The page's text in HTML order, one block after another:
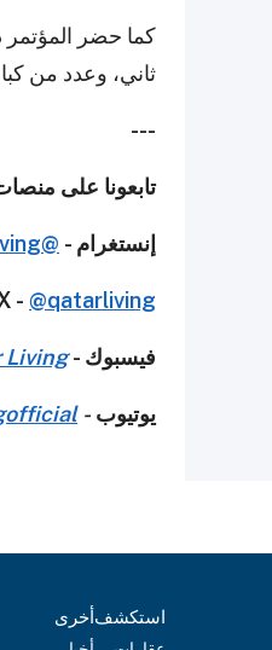
كما حضر
ثاني، وعدد من
---
تابعونا على
إنستغرام - @qatarliving
- @qatarliving
فيسبوك -Living
يوتيوب -
استكشفأخرى